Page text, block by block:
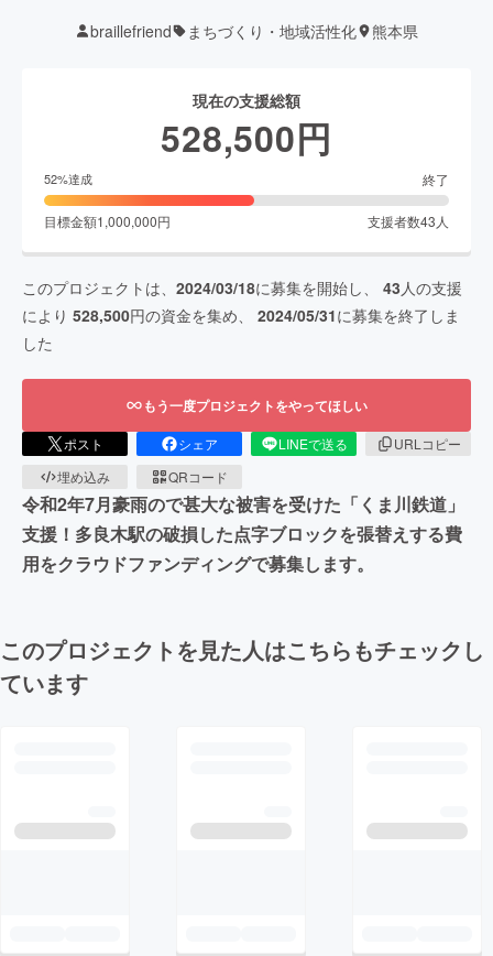
braillefriend まちづくり・地域活性化 熊本県
現在の支援総額
528,500円
52%達成 終了
目標金額1,000,000円 支援者数43 人
このプロジェクトは、 2024/03/18に募集を開始し、 43 人の支援
により 528,500円の資金を集め、 2024/05/31に募集を終了しま
した
もう一度プロジェクトをやってほしい
ポスト シェア LINEで送る
URLコピー
埋め込み
QRコード
令和2年7月豪雨ので甚大な被害を受けた「くま川鉄道」
支援！多良木駅の破損した点字ブロックを張替えする費
用をクラウドファンディングで募集します。
このプロジェクトを見た人はこちらもチェックし
ています